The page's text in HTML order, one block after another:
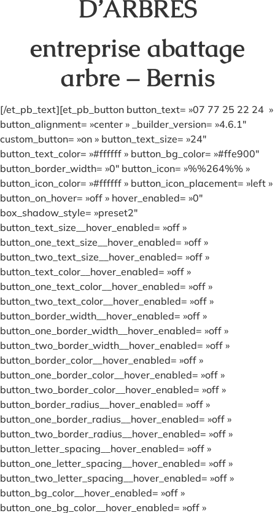
D’ARBRES
entreprise abattage
arbre – Bernis
[/et_pb_text][et_pb_button button_text= »07 77 25 22 24 »
button_alignment= »center » _builder_version= »4.6.1″
custom_button= »on » button_text_size= »24″
button_text_color= »#ffffff » button_bg_color= »#ffe900″
button_border_width= »0″ button_icon= »%%264%% »
button_icon_color= »#ffffff » button_icon_placement= »left »
button_on_hover= »off » hover_enabled= »0″
box_shadow_style= »preset2″
button_text_size__hover_enabled= »off »
button_one_text_size__hover_enabled= »off »
button_two_text_size__hover_enabled= »off »
button_text_color__hover_enabled= »off »
button_one_text_color__hover_enabled= »off »
button_two_text_color__hover_enabled= »off »
button_border_width__hover_enabled= »off »
button_one_border_width__hover_enabled= »off »
button_two_border_width__hover_enabled= »off »
button_border_color__hover_enabled= »off »
button_one_border_color__hover_enabled= »off »
button_two_border_color__hover_enabled= »off »
button_border_radius__hover_enabled= »off »
button_one_border_radius__hover_enabled= »off »
button_two_border_radius__hover_enabled= »off »
button_letter_spacing__hover_enabled= »off »
button_one_letter_spacing__hover_enabled= »off »
button_two_letter_spacing__hover_enabled= »off »
button_bg_color__hover_enabled= »off »
button_one_bg_color__hover_enabled= »off »